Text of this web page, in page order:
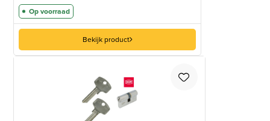
Op voorraad
Bekijk product